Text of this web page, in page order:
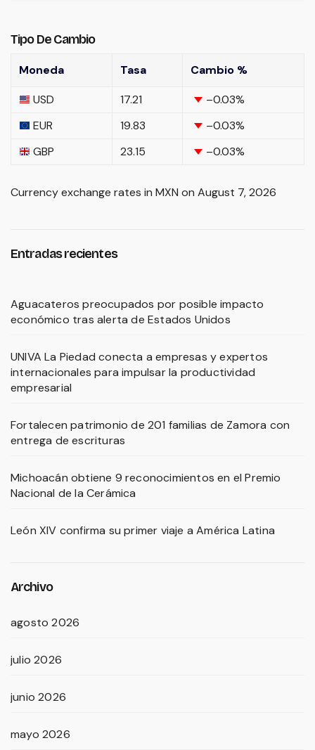
Tipo De Cambio
Moneda Tasa
Cambio %
USD
17.21 –0.03%
EUR
19.83 –0.03%
GBP
23.15 –0.03%
Currency exchange rates in MXN on August 7, 2026
Entradas recientes
Aguacateros preocupados por posible impacto
económico tras alerta de Estados Unidos
UNIVA La Piedad conecta a empresas y expertos
internacionales para impulsar la productividad
empresarial
Fortalecen patrimonio de 201 familias de Zamora con
entrega de escrituras
Michoacán obtiene 9 reconocimientos en el Premio
Nacional de la Cerámica
León XIV confirma su primer viaje a América Latina
Archivo
agosto 2026
julio 2026
junio 2026
mayo 2026